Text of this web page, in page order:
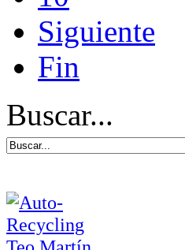
Siguiente
Fin
Buscar...